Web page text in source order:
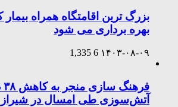
بزرگ ترین اقامتگاه همراه
بهره برداری می شود
۱۴۰۳-۰۸-۰۹ 6
1,335
آتش‌سوزی طی امسال در